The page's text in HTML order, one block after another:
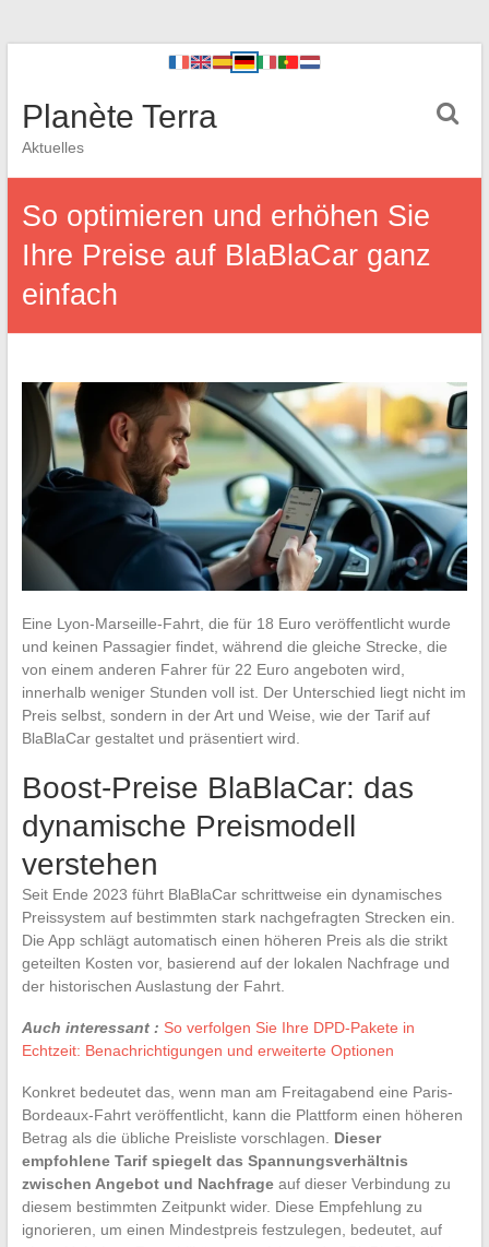
Planète Terra
Aktuelles
So optimieren und erhöhen Sie
Ihre Preise auf BlaBlaCar ganz
einfach
Eine Lyon-Marseille-Fahrt, die für 18 Euro veröffentlicht wurde
und keinen Passagier findet, während die gleiche Strecke, die
von einem anderen Fahrer für 22 Euro angeboten wird,
innerhalb weniger Stunden voll ist. Der Unterschied liegt nicht im
Preis selbst, sondern in der Art und Weise, wie der Tarif auf
BlaBlaCar gestaltet und präsentiert wird.
Boost-Preise BlaBlaCar: das
dynamische Preismodell
verstehen
Seit Ende 2023 führt BlaBlaCar schrittweise ein dynamisches
Preissystem auf bestimmten stark nachgefragten Strecken ein.
Die App schlägt automatisch einen höheren Preis als die strikt
geteilten Kosten vor, basierend auf der lokalen Nachfrage und
der historischen Auslastung der Fahrt.
Auch interessant : So verfolgen Sie Ihre DPD-Pakete in
Echtzeit: Benachrichtigungen und erweiterte Optionen
Konkret bedeutet das, wenn man am Freitagabend eine Paris-
Bordeaux-Fahrt veröffentlicht, kann die Plattform einen höheren
Betrag als die übliche Preisliste vorschlagen. Dieser
empfohlene Tarif spiegelt das Spannungsverhältnis
zwischen Angebot und Nachfrageauf dieser Verbindung zu
diesem bestimmten Zeitpunkt wider. Diese Empfehlung zu
ignorieren, um einen Mindestpreis festzulegen, bedeutet, auf